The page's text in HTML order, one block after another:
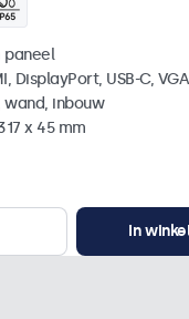
paneel
DisplayPort, USB-C, VGA
inbouw
x 45 mm
In